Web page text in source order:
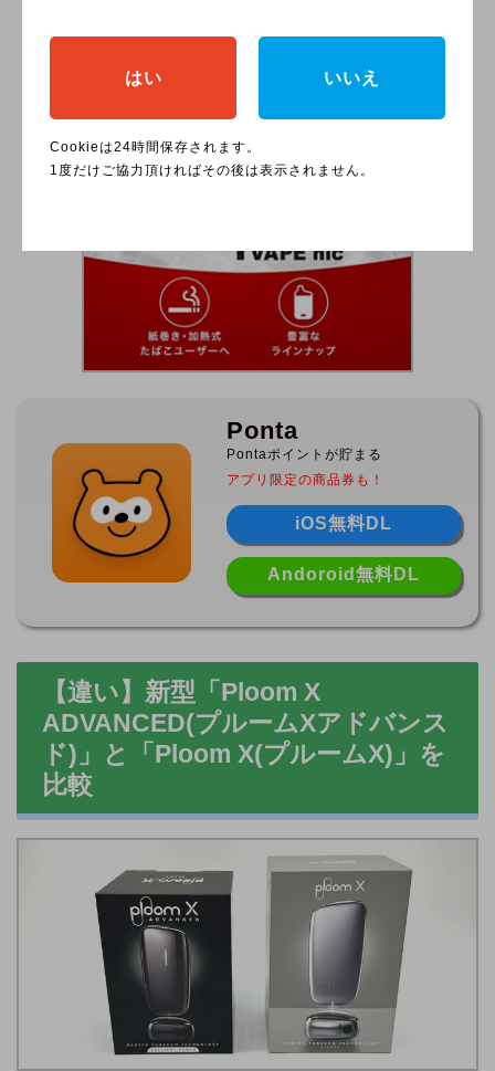
Ponta
Pontaポイントが貯まる
アプリ限定の商品券も！
iOS無料DL
Andoroid無料DL
【違い】新型「Ploom X
ADVANCED(プルームXアドバンス
ド)」と「Ploom X(プルームX)」を
比較
はい いいえ
Cookieは24時間保存されます。
1度だけご協力頂ければその後は表示されません。